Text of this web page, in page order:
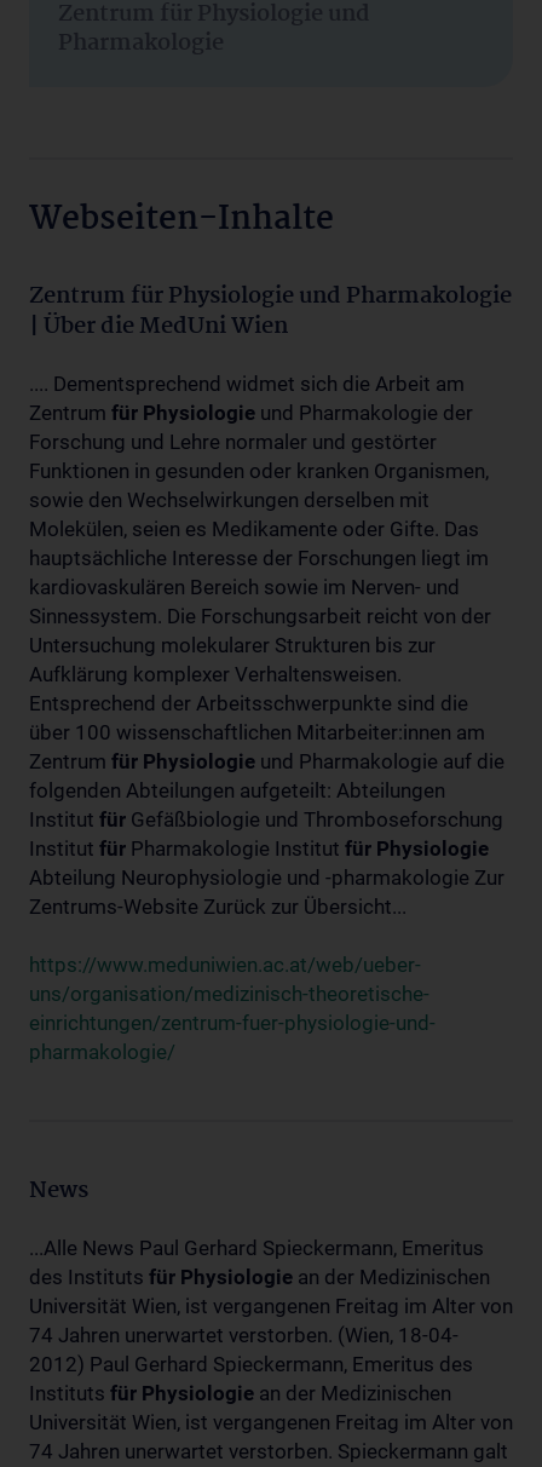
Zentrum für Physiologie und
Pharmakologie
Webseiten-Inhalte
Zentrum für Physiologie und Pharmakologie
| Über die MedUni Wien
.... Dementsprechend widmet sich die Arbeit am
Zentrum für Physiologie und Pharmakologie der
Forschung und Lehre normaler und gestörter
Funktionen in gesunden oder kranken Organismen,
sowie den Wechselwirkungen derselben mit
Molekülen, seien es Medikamente oder Gifte. Das
hauptsächliche Interesse der Forschungen liegt im
kardiovaskulären Bereich sowie im Nerven- und
Sinnessystem. Die Forschungsarbeit reicht von der
Untersuchung molekularer Strukturen bis zur
Aufklärung komplexer Verhaltensweisen.
Entsprechend der Arbeitsschwerpunkte sind die
über 100 wissenschaftlichen Mitarbeiter:innen am
Zentrum für Physiologie und Pharmakologie auf die
folgenden Abteilungen aufgeteilt: Abteilungen
Institut für Gefäßbiologie und Thromboseforschung
Institut für Pharmakologie Institut für Physiologie
Abteilung Neurophysiologie und -pharmakologie Zur
Zentrums-Website Zurück zur Übersicht...
https://www.meduniwien.ac.at/web/ueber-
uns/organisation/medizinisch-theoretische-
einrichtungen/zentrum-fuer-physiologie-und-
pharmakologie/
News
...Alle News Paul Gerhard Spieckermann, Emeritus
des Instituts für Physiologie an der Medizinischen
Universität Wien, ist vergangenen Freitag im Alter von
74 Jahren unerwartet verstorben. (Wien, 18-04-
2012) Paul Gerhard Spieckermann, Emeritus des
Instituts für Physiologie an der Medizinischen
Universität Wien, ist vergangenen Freitag im Alter von
74 Jahren unerwartet verstorben. Spieckermann galt